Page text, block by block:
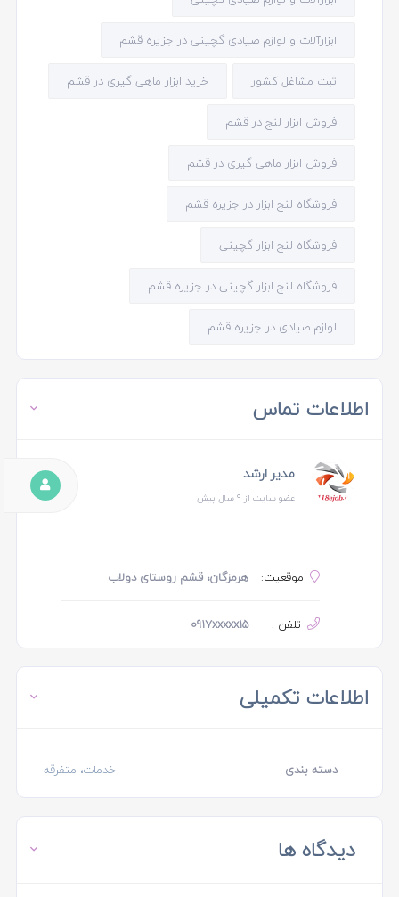
ابزارآلات و لوازم صیادی گچینی در جزیره قشم
ثبت مشاغل کشور خرید ابزار ماهی گیری در قشم
فروش ابزار لنج در قشم
فروش ابزار ماهی گیری در قشم
فروشگاه لنج ابزار در جزیره قشم
فروشگاه لنج ابزار گچینی
فروشگاه لنج ابزار گچینی در جزیره قشم
لوازم صیادی در جزیره قشم
اطلاعات تماس
مدیر ارشد
عضو سایت از 9 سال پیش
موقعیت: هرمزگان، قشم روستای دولاب
تلفن : 0917xxxxx15
اطلاعات تکمیلی
دسته بندی خدمات، متفرقه
دیدگاه ها